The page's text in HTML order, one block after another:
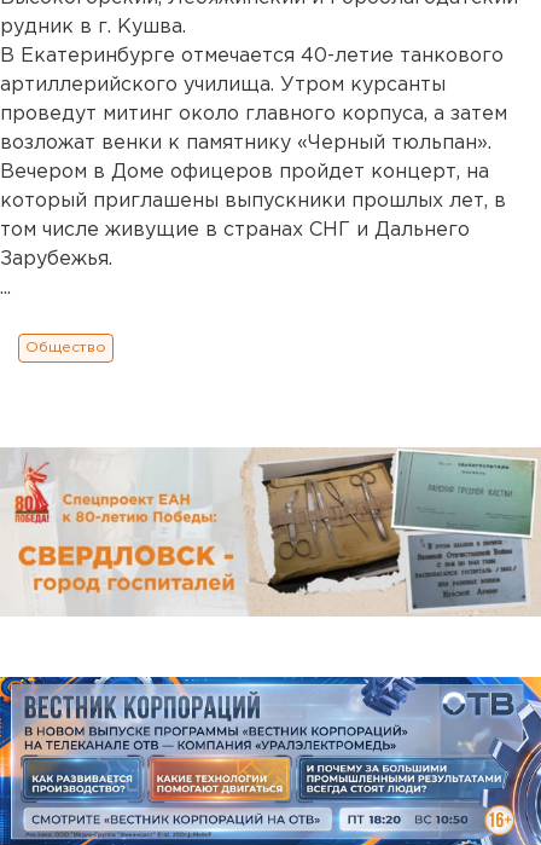
рудник в г. Кушва.
В Екатеринбурге отмечается 40-летие танкового
артиллерийского училища. Утром курсанты
проведут митинг около главного корпуса, а затем
возложат венки к памятнику «Черный тюльпан».
Вечером в Доме офицеров пройдет концерт, на
который приглашены выпускники прошлых лет, в
том числе живущие в странах СНГ и Дальнего
Зарубежья.
...
Общество